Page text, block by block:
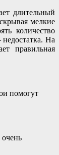
длительный
мелкие
количество
На
правильная
помогут